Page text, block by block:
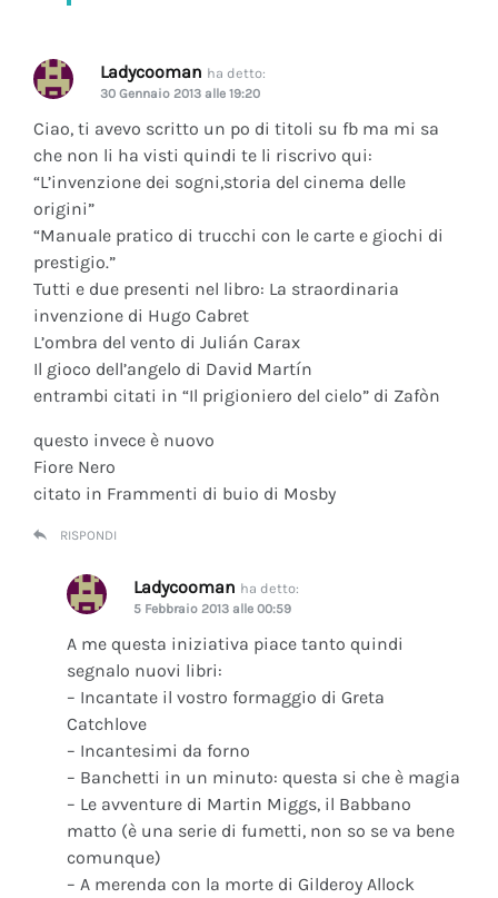
Ladycooman ha detto:
30 Gennaio 2013 alle 19:20
Ciao, ti avevo scritto un po di titoli su fb ma mi sa
che non li ha visti quindi te li riscrivo qui:
“L’invenzione dei sogni,storia del cinema delle
origini”
“Manuale pratico di trucchi con le carte e giochi di
prestigio.”
Tutti e due presenti nel libro: La straordinaria
invenzione di Hugo Cabret
L’ombra del vento di Julián Carax
Il gioco dell’angelo di David Martín
entrambi citati in “Il prigioniero del cielo” di Zafòn
questo invece è nuovo
Fiore Nero
citato in Frammenti di buio di Mosby
RISPONDI
Ladycooman ha detto:
5 Febbraio 2013 alle 00:59
A me questa iniziativa piace tanto quindi
segnalo nuovi libri:
– Incantate il vostro formaggio di Greta
Catchlove
– Incantesimi da forno
– Banchetti in un minuto: questa si che è magia
– Le avventure di Martin Miggs, il Babbano
matto (è una serie di fumetti, non so se va bene
comunque)
– A merenda con la morte di Gilderoy Allock